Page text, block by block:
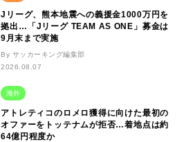
Jリーグ、熊本地震への義援金1000万円を
拠出…「Jリーグ TEAM AS ONE」募金は
9月末まで実施
By サッカーキング編集部
2026.08.07
海外
アトレティコのロメロ獲得に向けた最初の
オファーをトッテナムが拒否…着地点は約
64億円程度か